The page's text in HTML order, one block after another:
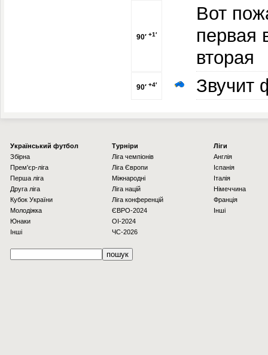
90′ +1′
Вот
первая
вторая
90′ +4′ Звучит
Українcький футбол
Збірна
Прем'єр-ліга
Перша ліга
Друга ліга
Кубок України
Молодіжка
Юнаки
Інші
Турніри
Ліга чемпіонів
Ліга Європи
Міжнародні
Ліга націй
Ліга конференцій
ЄВРО-2024
OI-2024
ЧС-2026
Ліги
Англія
Іспанія
Італія
Німеччина
Франція
Інші